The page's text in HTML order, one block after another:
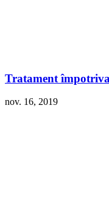
Tratament
nov. 16, 2019